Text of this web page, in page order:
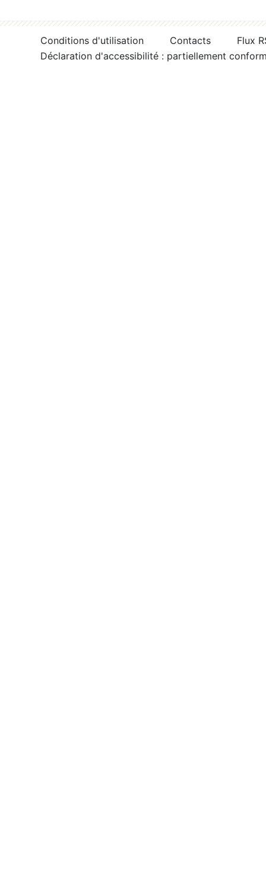
Conditions d'utilisation Contacts
Flux
Déclaration d'accessibilité : partiellement